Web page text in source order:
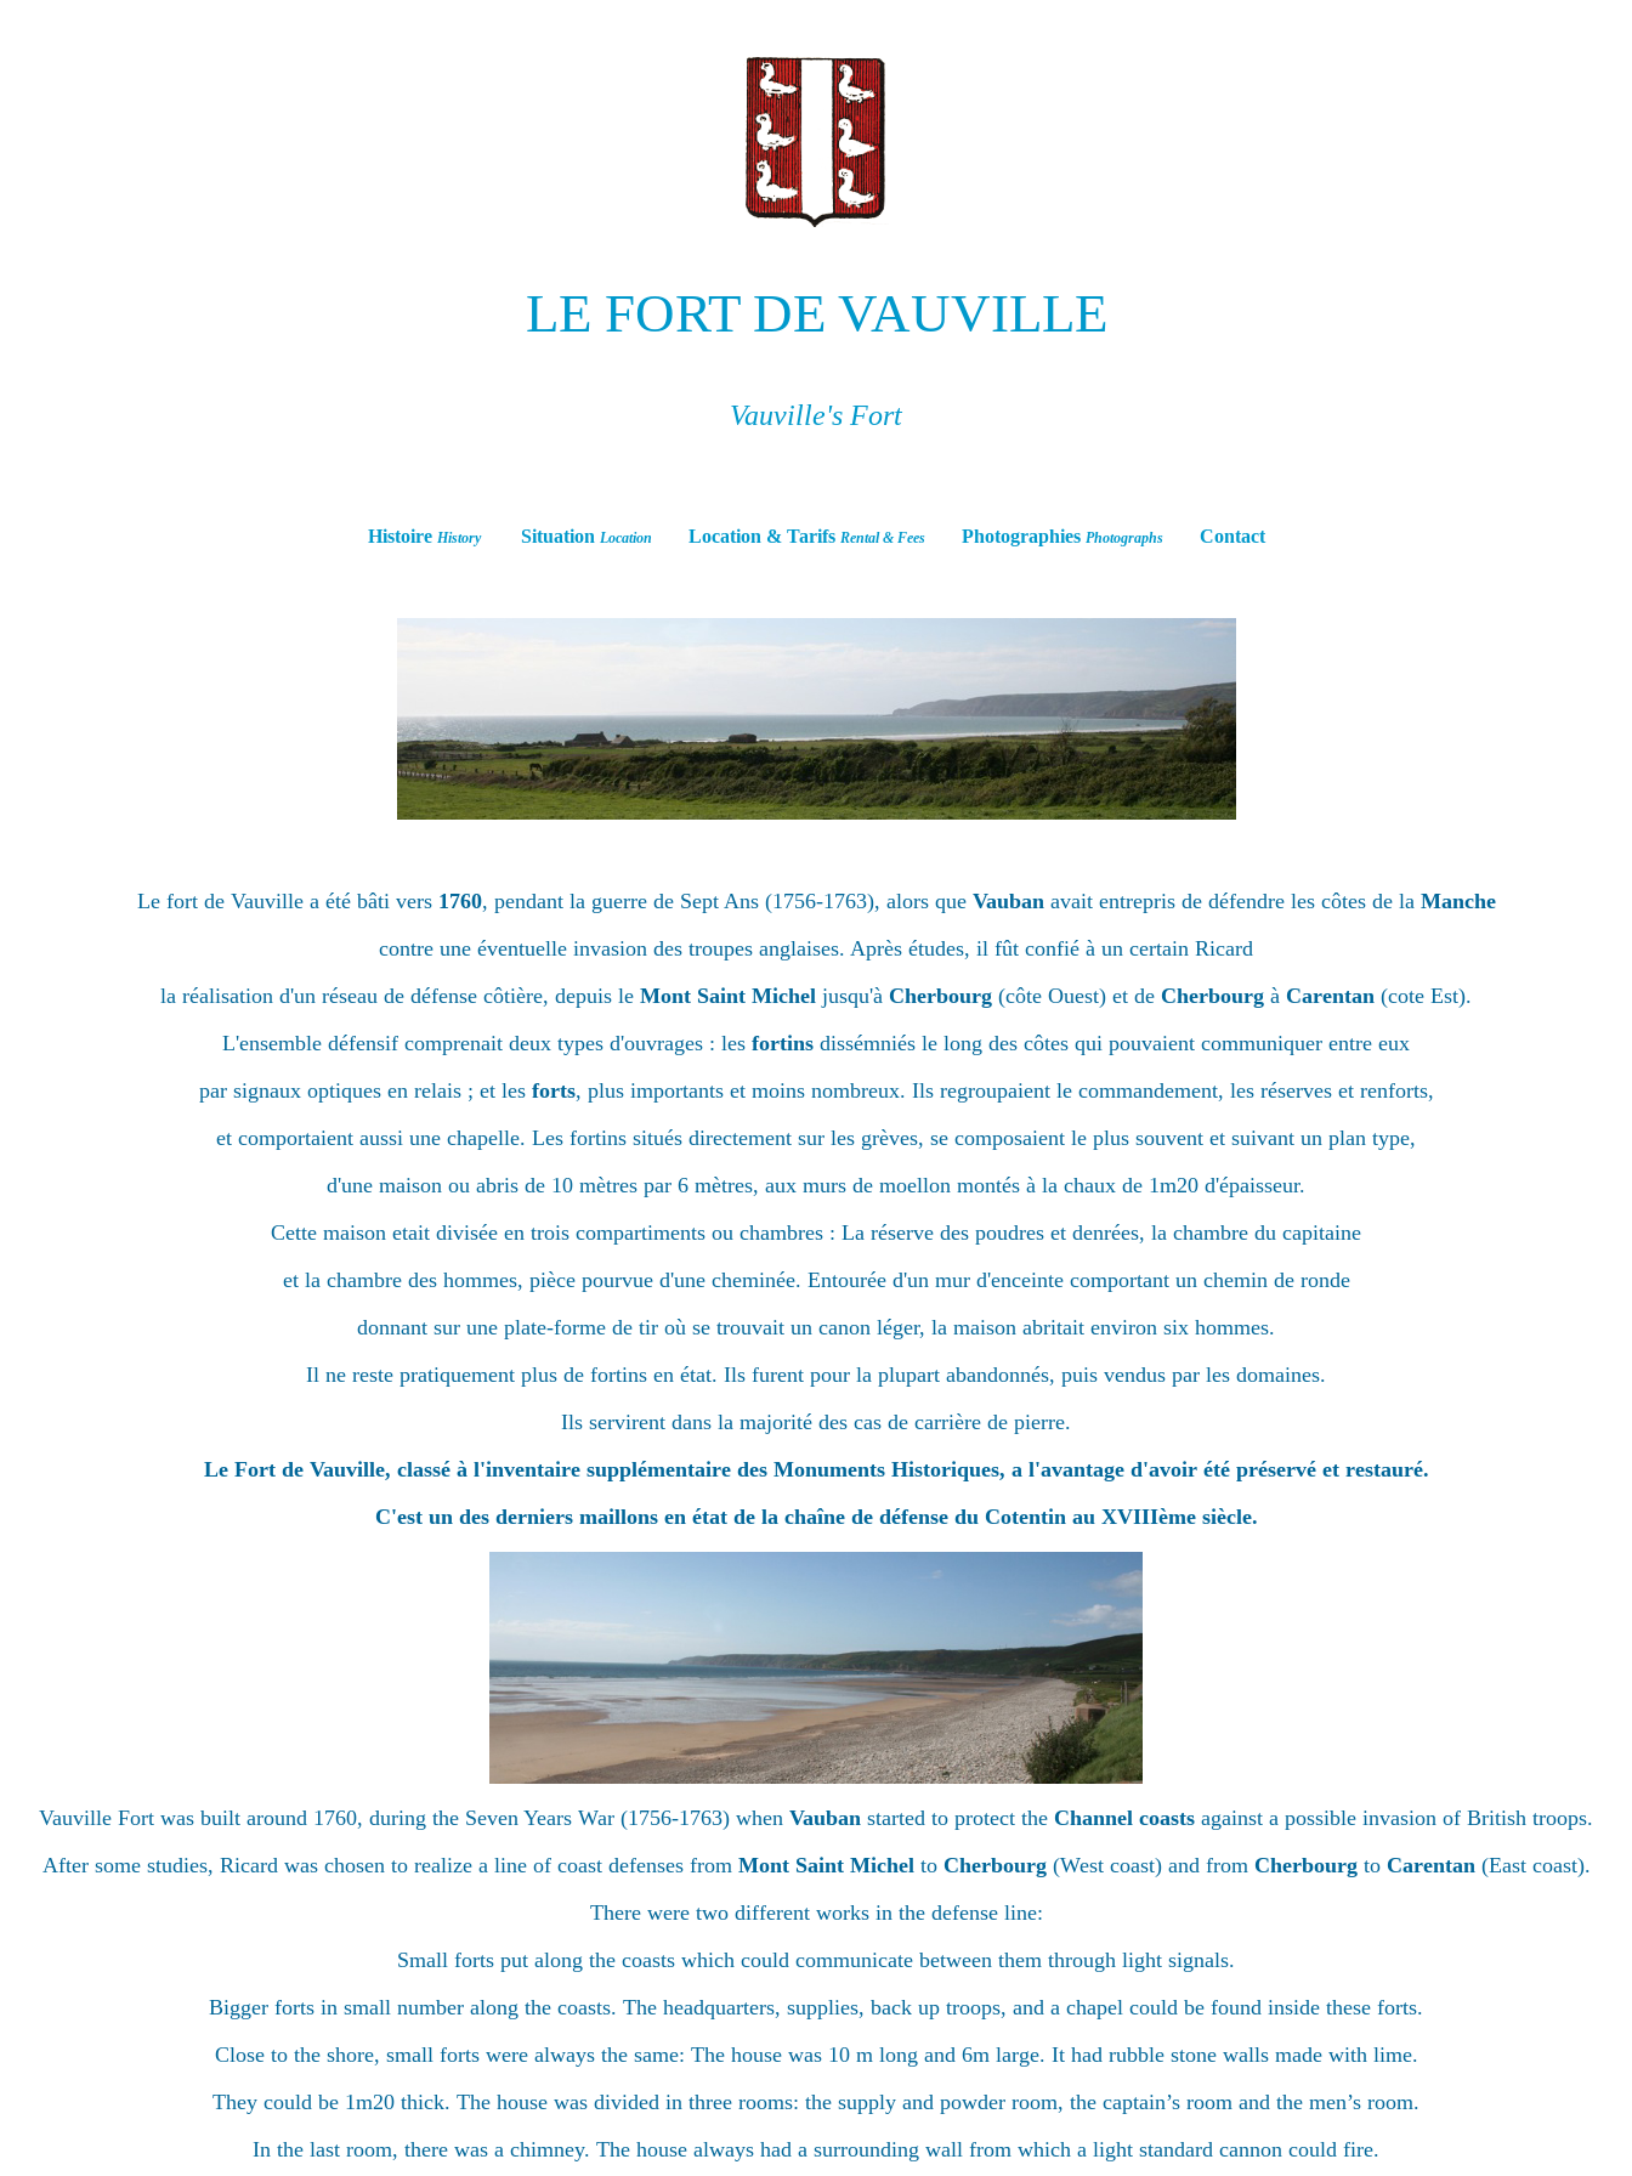
LE FORT DE VAUVILLE
Vauville's Fort
Histoire History Situation Location Location & Tarifs Rental & Fees Photographies Photographs Contact
Le fort de Vauville a été bâti vers 1760, pendant la guerre de Sept Ans (1756-1763), alors que Vaubanavait entrepris de défendre les côtes de la Manche
contre une éventuelle invasion des troupes anglaises. Après études, il fût confié à un certain Ricard
la réalisation d'un réseau de défense côtière, depuis le Mont Saint Michel jusqu'à Cherbourg (côte Ouest) et de Cherbourg à Carentan (cote Est).
L'ensemble défensif comprenait deux types d'ouvrages : les fortins dissémniés le long des côtes qui pouvaient communiquer entre eux
par signaux optiques en relais ; et les forts, plus importants et moins nombreux. Ils regroupaient le commandement, les réserves et renforts,
et comportaient aussi une chapelle. Les fortins situés directement sur les grèves, se composaient le plus souvent et suivant un plan type,
d'une maison ou abris de 10 mètres par 6 mètres, aux murs de moellon montés à la chaux de 1m20 d'épaisseur.
Cette maison etait divisée en trois compartiments ou chambres : La réserve des poudres et denrées, la chambre du capitaine
et la chambre des hommes, pièce pourvue d'une cheminée. Entourée d'un mur d'enceinte comportant un chemin de ronde
donnant sur une plate-forme de tir où se trouvait un canon léger, la maison abritait environ six hommes.
Il ne reste pratiquement plus de fortins en état. Ils furent pour la plupart abandonnés, puis vendus par les domaines.
Ils servirent dans la majorité des cas de carrière de pierre.
Le Fort de Vauville, classé à l'inventaire supplémentaire des Monuments Historiques, a l'avantage d'avoir été préservé et restauré.
C'est un des derniers maillons en état de la chaîne de défense du Cotentin au XVIIIème siècle.
Vauville Fort was built around 1760, during the Seven Years War (1756-1763) when Vauban started to protect the Channel coasts against a possible invasion of British troops.
After some studies, Ricard was chosen to realize a line of coast defenses from Mont Saint Michelto Cherbourg(West coast) and from Cherbourgto Carentan(East coast).
There were two different works in the defense line:
Small forts put along the coasts which could communicate between them through light signals.
Bigger forts in small number along the coasts. The headquarters, supplies, back up troops, and a chapel could be found inside these forts.
Close to the shore, small forts were always the same: The house was 10 m long and 6m large. It had rubble stone walls made with lime.
They could be 1m20 thick. The house was divided in three rooms: the supply and powder room, the captain’s room and the men’s room.
In the last room, there was a chimney. The house always had a surrounding wall from which a light standard cannon could fire.